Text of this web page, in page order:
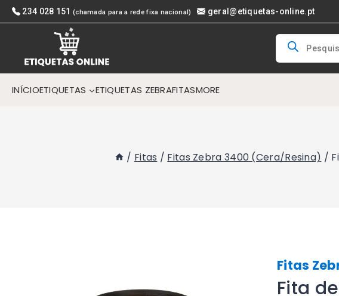
Skip
to
234 028 151 (chamada para a rede fixa nacional) geral@etiquetas-online.pt
Products
search
INÍCIOETIQUETAS ETIQUETAS ZEBRAFITASMORE
/ Fitas / Fitas Zebra 3400 (Cera/Resina) /
Fitas
Fita